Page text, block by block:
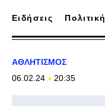
Ειδήσεις Πολιτική
ΑΘΛΗΤΙΣΜΟΣ
06.02.24
20:35